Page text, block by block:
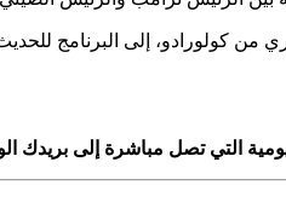
من كولورادو، إلى البرنامج
التي تصل مباشرة إلى بريدك